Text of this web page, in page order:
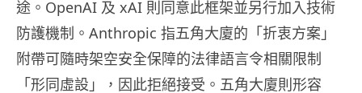
途。OpenAI 及 xAI 則同意此框架並另行加入技術
防護機制。Anthropic 指五角大廈的「折衷方案」
附帶可隨時架空安全保障的法律語言令相關限制
「形同虛設」，因此拒絕接受。五角大廈則形容